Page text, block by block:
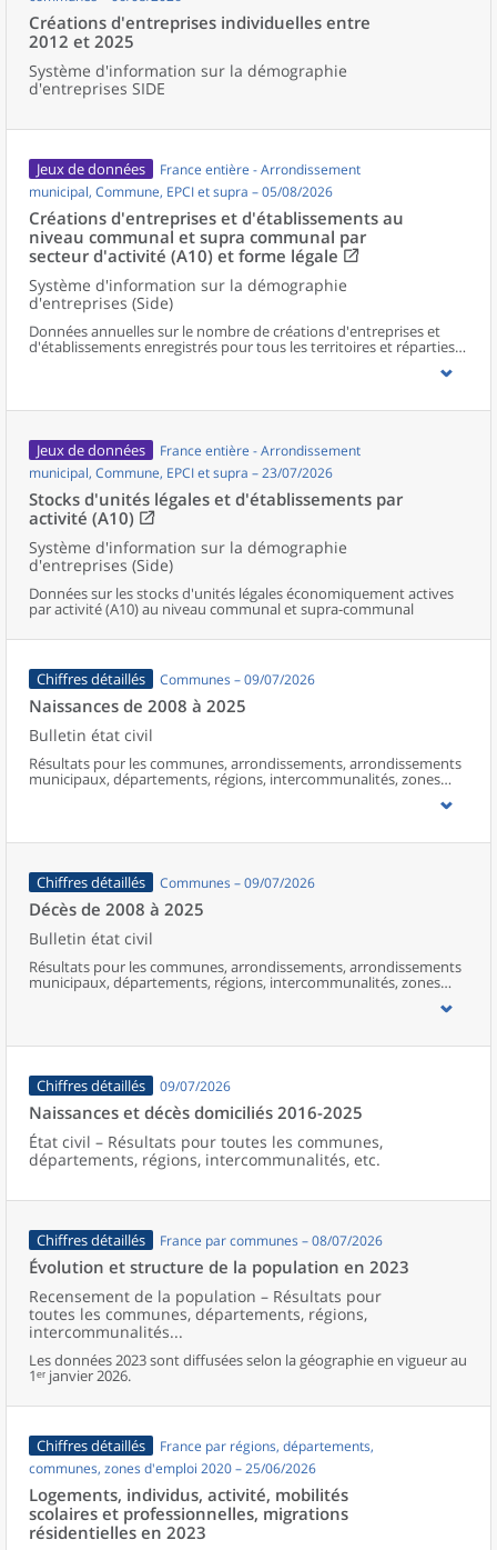
Créations d'entreprises individuelles entre
2012 et 2025
Système d'information sur la démographie
d'entreprises SIDE
Jeux de données
France entière - Arrondissement
municipal, Commune, EPCI et supra – 05/08/2026
Créations d'entreprises et d'établissements au
niveau communal et supra communal par
secteur d'activité (A10) et forme légale
Système d'information sur la démographie
d'entreprises (Side)
Données annuelles sur le nombre de créations d'entreprises et
d'établissements enregistrés pour tous les territoires et réparties
selon le secteur d’activité et la forme légale.
Jeux de données
France entière - Arrondissement
municipal, Commune, EPCI et supra – 23/07/2026
Stocks d'unités légales et d'établissements par
activité (A10)
Système d'information sur la démographie
d'entreprises (Side)
Données sur les stocks d'unités légales économiquement actives
par activité (A10) au niveau communal et supra-communal
Chiffres détaillés Communes – 09/07/2026
Naissances de 2008 à 2025
Bulletin état civil
Résultats pour les communes, arrondissements, arrondissements
municipaux, départements, régions, intercommunalités, zones
d’emploi, bassins de vie, unités urbaines et aires d’attraction des
Chiffres détaillés Communes – 09/07/2026
Décès de 2008 à 2025
Bulletin état civil
Résultats pour les communes, arrondissements, arrondissements
municipaux, départements, régions, intercommunalités, zones
d’emploi, bassins de vie, unités urbaines et aires d’attraction des
Chiffres détaillés 09/07/2026
Naissances et décès domiciliés 2016-2025
État civil – Résultats pour toutes les communes,
départements, régions, intercommunalités, etc.
Chiffres détaillés France par communes – 08/07/2026
Évolution et structure de la population en 2023
Recensement de la population – Résultats pour
toutes les communes, départements, régions,
intercommunalités...
Les données 2023 sont diffusées selon la géographie en vigueur au
1ᵉʳ janvier 2026.
Chiffres détaillés
France par régions, départements,
communes, zones d'emploi 2020 – 25/06/2026
Logements, individus, activité, mobilités
scolaires et professionnelles, migrations
résidentielles en 2023